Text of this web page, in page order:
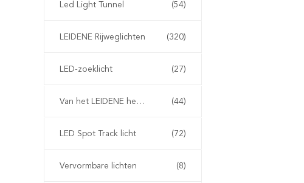
Led Light Tunnel (54)
LEIDENE Rijweglichten (320)
LED-zoeklicht (27)
Van het LEIDENE het Licht Luchtvaartobstakel (44)
LED Spot Track licht (72)
Vervormbare lichten (8)